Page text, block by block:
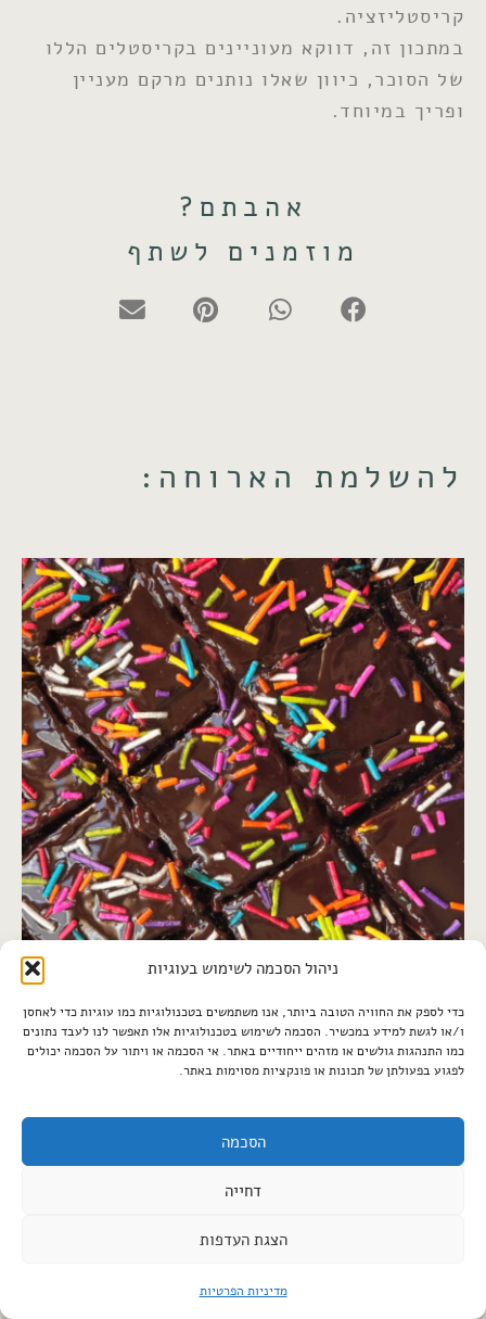
ניהול הסכמה לשימוש בעוגיות
כדי לספק את החוויה הטובה ביותר, אנו משתמשים בטכנולוגיות כמו עוגיות כדי לאחסן
ו/או לגשת למידע במכשיר. הסכמה לשימוש בטכנולוגיות אלו תאפשר לנו לעבד נתונים
כמו התנהגות גולשים או מזהים ייחודיים באתר. אי הסכמה או ויתור על הסכמה יכולים
לפגוע בפעולתן של תכונות או פונקציות מסוימות באתר.
הסכמה
דחייה
הצגת העדפות
מדיניות הפרטיות
קריסטליזציה.
במתכון זה, דווקא מעוניינים בקריסטלים הללו
של הסוכר, כיוון שאלו נותנים מרקם מעניין
ופריך במיוחד.
אהבתם?
מוזמנים לשתף
להשלמת הארוחה:
עוגת שוקולד | למסיבות סיום וימי הולדת